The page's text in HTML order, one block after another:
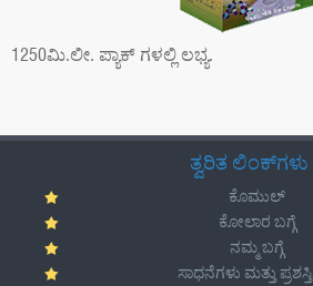
1250ಮಿ.ಲೀ. ಪ್ಯಾಕ್ ಗಳಲ್ಲಿ ಲಭ್ಯ.
ತ್ವರಿತ ಲಿಂಕ್‌ಗಳು
ಕೊಮುಲ್
ಕೋಲಾರ ಬಗ್ಗೆ
ನಮ್ಮ ಬಗ್ಗೆ
ಸಾಧನೆಗಳು ಮತ್ತು